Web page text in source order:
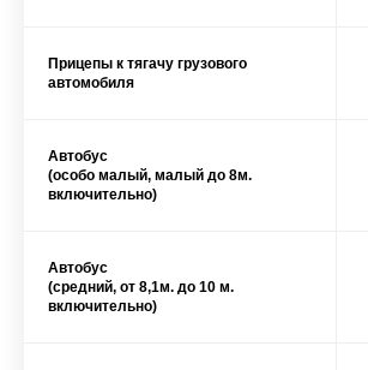
Прицепы к тягачу грузового
автомобиля
Автобус
(особо малый, малый до 8м.
включительно)
Автобус
(средний, от 8,1м. до 10 м.
включительно)